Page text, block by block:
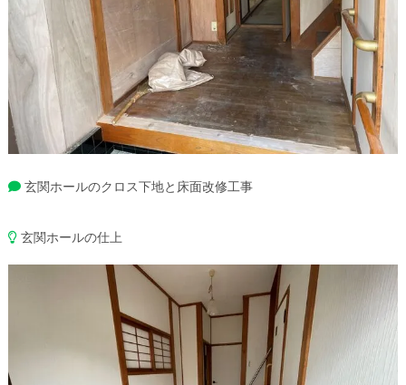
玄関ホールのクロス下地と床面改修工事
玄関ホールの仕上